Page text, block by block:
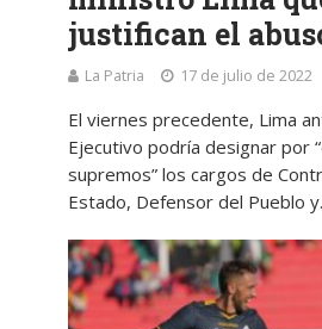
justifican el
La Patria 17 de julio de 2022
El viernes precedente, Lima
Ejecutivo podría designar por
supremos” los cargos de
Estado, Defensor del Pueblo